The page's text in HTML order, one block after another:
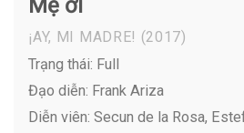
Mẹ ơi
¡AY, MI MADRE! (2017)
Trạng thái: Full
Đạo diễn: Frank Ariza
Diễn viên: Secun de la Rosa,